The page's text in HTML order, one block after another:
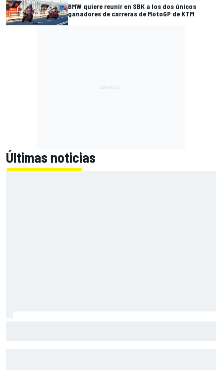
BMW quiere reunir en SBK a los dos únicos
ganadores de carreras de MotoGP de KTM
Últimas noticias